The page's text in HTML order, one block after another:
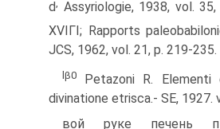
d, Assyriologie, 1938, vol.
XVIΓI; Rapports
JCS, 1962, vol. 21, p. 219-235.
lβ0
Petazoni R.
divinatione etrisca.- SE, 1927.
вой руке печень п